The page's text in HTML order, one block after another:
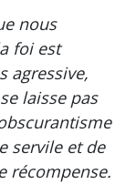
nous
foi est
agressive,
laisse pas
servile et de
récompense.